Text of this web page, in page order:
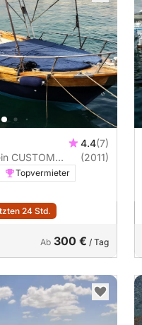
4.4(7)
Gozzo in VTR e legno 25PS
(2011)
Topvermieter
24 Std.
Ab 300 € / Tag